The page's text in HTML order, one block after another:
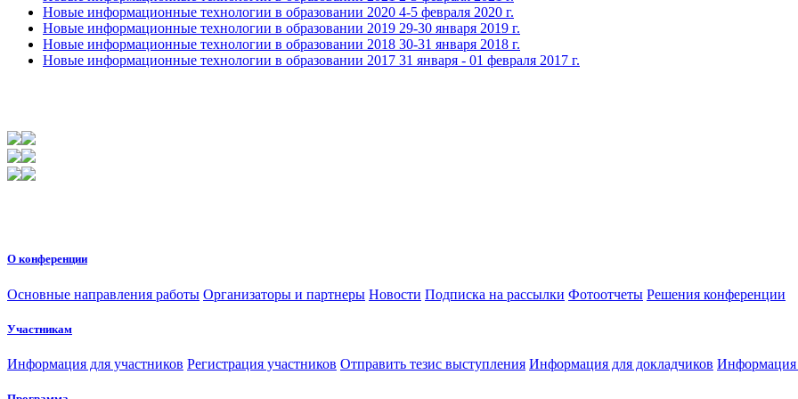
Новые информационные технологии в образовании 2020 4-5 февраля 2020 г.
Новые информационные технологии в образовании 2019 29-30 января 2019 г.
Новые информационные технологии в образовании 2018 30-31 января 2018 г.
Новые информационные технологии в образовании 2017 31 января - 01 февраля 2017 г.
О конференции
Основные направления работы Организаторы и партнеры Новости Подписка на рассылки Фотоотчеты Решения конференции
Участникам
Информация для участников Регистрация участников Отправить тезис выступления Информация для докладчиков Информация